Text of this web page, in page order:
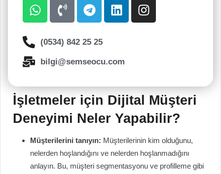
(0534) 842 25 25
bilgi@semseocu.com
İşletmeler için Dijital Müşteri
Deneyimi Neler Yapabilir?
Müşterilerini tanıyın: Müşterilerinin kim olduğunu,
nelerden hoşlandığını ve nelerden hoşlanmadığını
anlayın. Bu, müşteri segmentasyonu ve profilleme gibi